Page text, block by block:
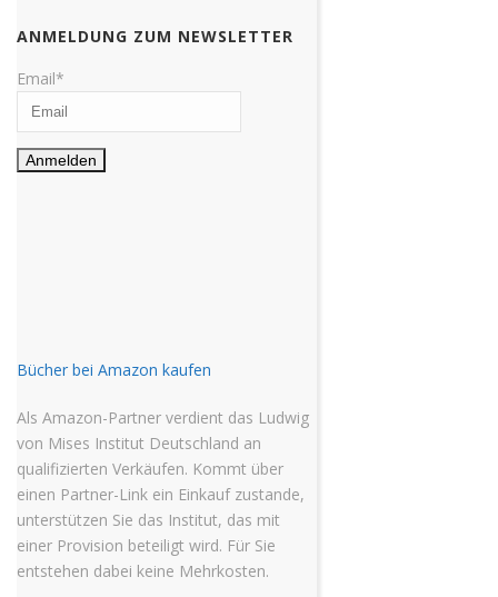
ANMELDUNG ZUM NEWSLETTER
Email*
Bücher bei Amazon kaufen
Als Amazon-Partner verdient das Ludwig
von Mises Institut Deutschland an
qualifizierten Verkäufen. Kommt über
einen Partner-Link ein Einkauf zustande,
unterstützen Sie das Institut, das mit
einer Provision beteiligt wird. Für Sie
entstehen dabei keine Mehrkosten.